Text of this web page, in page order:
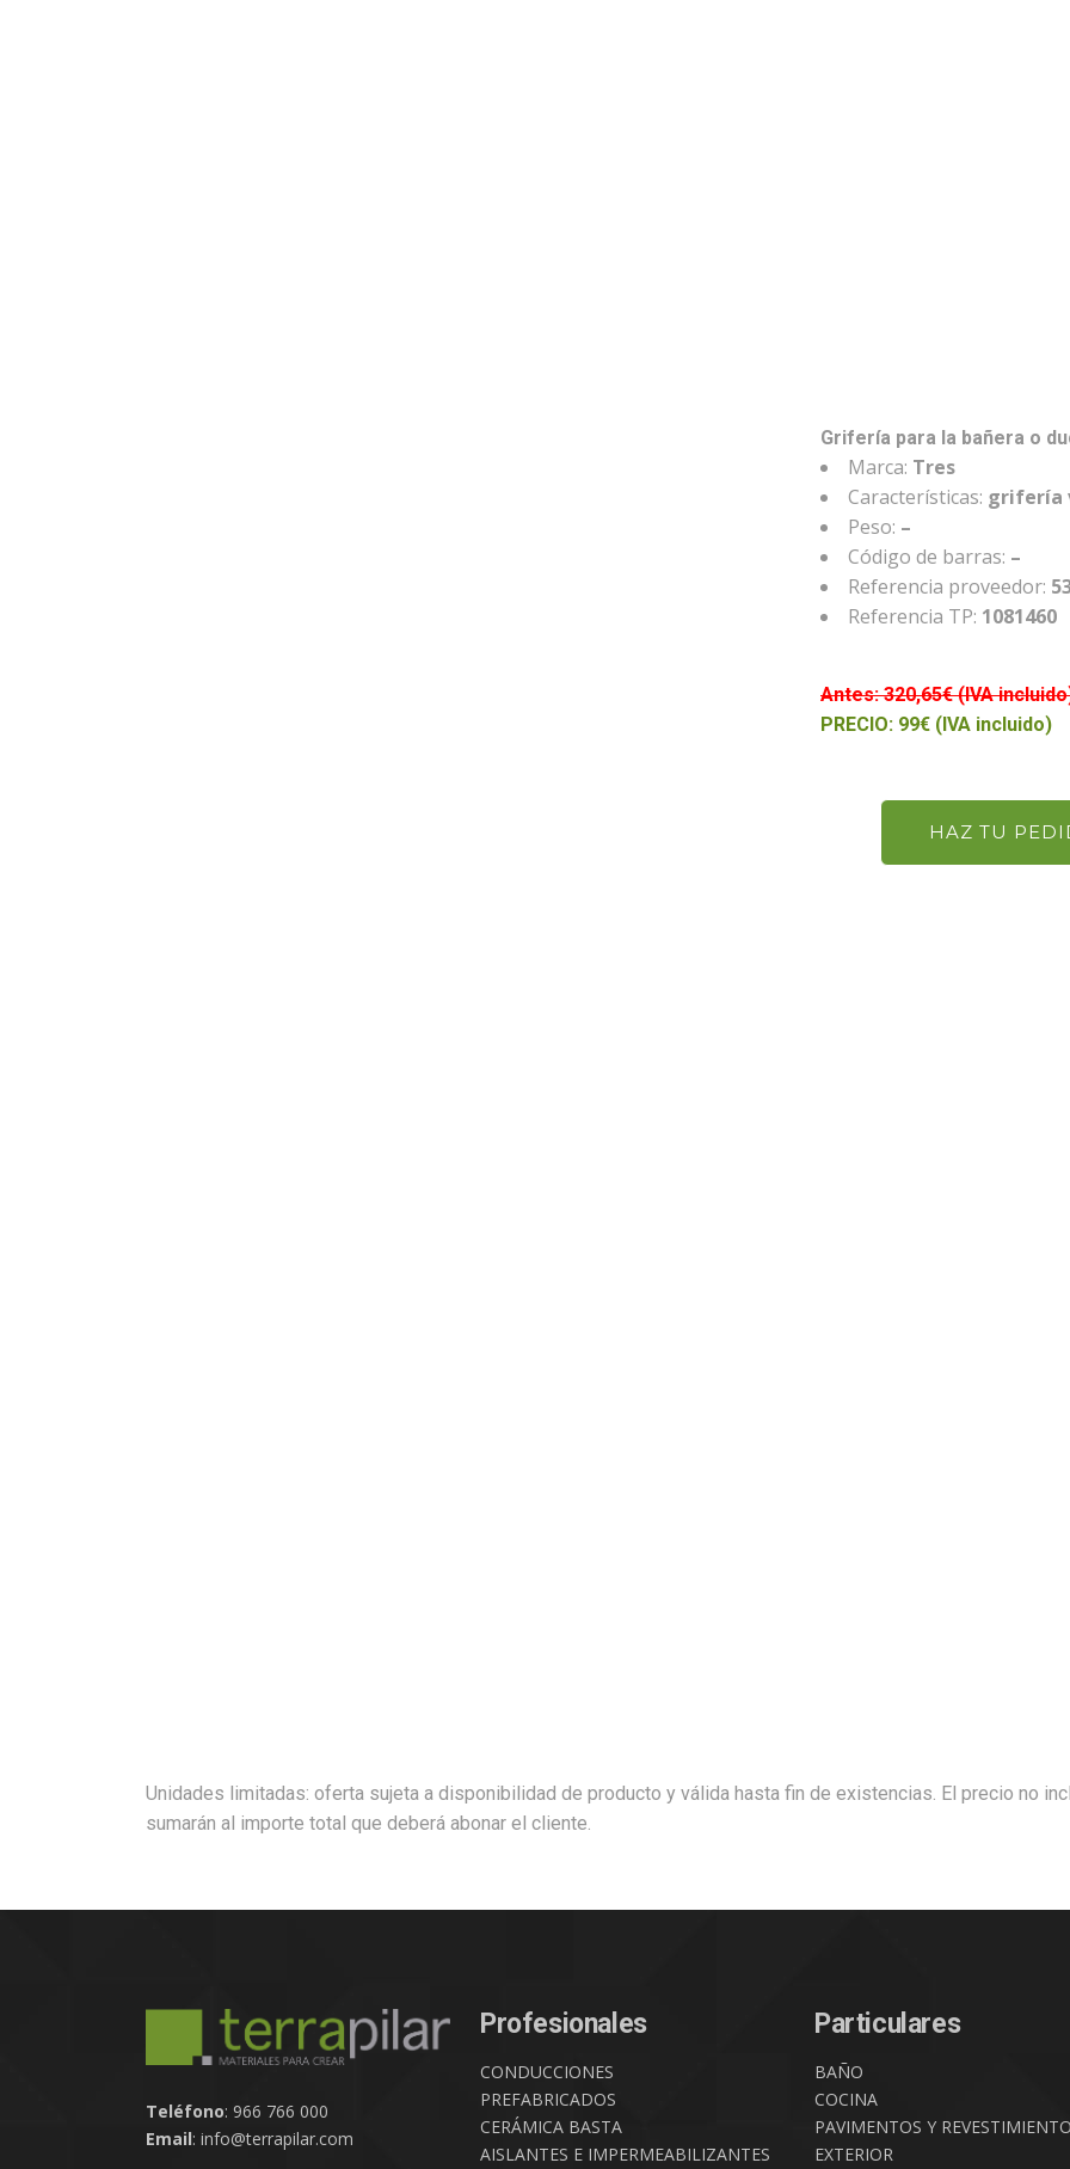
Grifería para la bañera o
Marca: Tres
Características: grifería
Peso: –
Código de barras: –
Referencia proveedor:
Referencia TP: 1081460
Antes: 320,65€ (IVA
PRECIO: 99€ (IVA incluido)
HAZ TU
Unidades limitadas: oferta sujeta a disponibilidad de producto y válida hasta fin de existencias. El precio no
sumarán al importe total que deberá abonar el cliente.
Teléfono: 966 766 000
Email: info@terrapilar.com
Profesionales
CONDUCCIONES
PREFABRICADOS
CERÁMICA BASTA
AISLANTES E IMPERMEABILIZANTES
Particulares
BAÑO
COCINA
PAVIMENTOS Y
EXTERIOR